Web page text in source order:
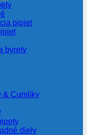
pipiet
byrety
& Cumlíky
diely